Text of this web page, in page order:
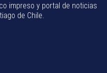
impreso y portal de noticias
de Chile.